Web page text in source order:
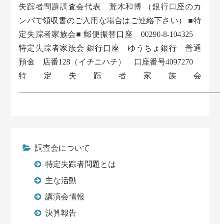
失踪者問題調査会代表 荒木和博 （銀行口座のカ
ンパで領収書のご入用な場合はご連絡下さい） ■特
定失踪者家族会■ 郵便振替口座 00290-8-104325
特定失踪者家族会 銀行口座 ゆうちょ銀行 普通
預金 店番128（イチニハチ） 口座番号4097270
特定失踪者家族会
調査会について
特定失踪者問題とは
主な活動
講演会情報
決算報告